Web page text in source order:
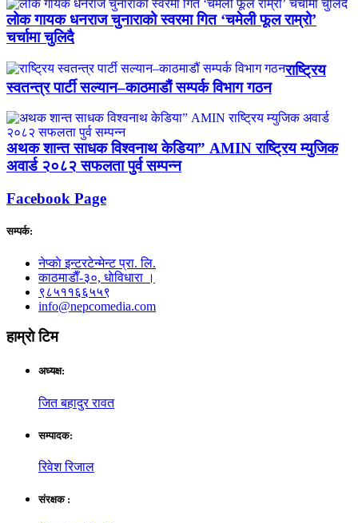
लोक गायक धनराज चुनाराको स्वरमा गित ‘चमेली फूल राम्रो’
चर्चामा चुलिदै
राष्ट्रिय
स्वतन्त्र पार्टी सल्यान–काठमाडौं सम्पर्क विभाग गठन
अथक शान्त साधक विश्वनाथ केडिया” AMIN राष्ट्रिय म्युजिक
अवार्ड २०८२ सफलता पुर्व सम्पन्न
Facebook Page
सम्पर्क:
नेप्काे इन्टरटेन्मेन्ट प्रा. लि.
काठमाडाैँ-३०, धाेविधारा ।
९८५११६६५५९
info@nepcomedia.com
हाम्राे टिम
अध्यक्ष:
जित बहादुर रावत
सम्पादक:
रिवेश रिजाल
संरक्षक :